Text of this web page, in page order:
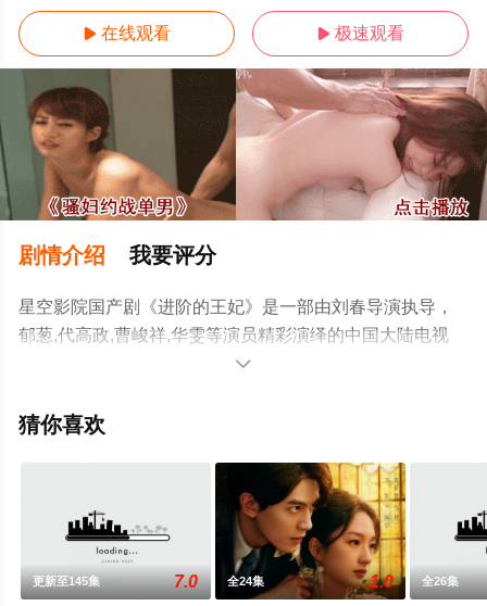
 在线观看  极速观看
剧情介绍 我要评分
星空影院国产剧《进阶的王妃》是一部由刘春导演执导，
郁葱,代高政,曹峻祥,华雯等演员精彩演绎的中国大陆电视
剧，大结局剧情已揭晓（1-1全集），手机免费观看高清未
步至豆瓣电视剧、电视猫或剧情网等平台了解。

猜你喜欢
更新至145集 7.0 全24集 1.0 全26集